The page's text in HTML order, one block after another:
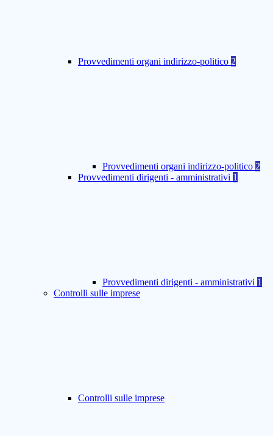
Provvedimenti organi indirizzo-politico 2
Provvedimenti organi indirizzo-politico 2
Provvedimenti dirigenti - amministrativi 1
Provvedimenti dirigenti - amministrativi 1
Controlli sulle imprese
Controlli sulle imprese